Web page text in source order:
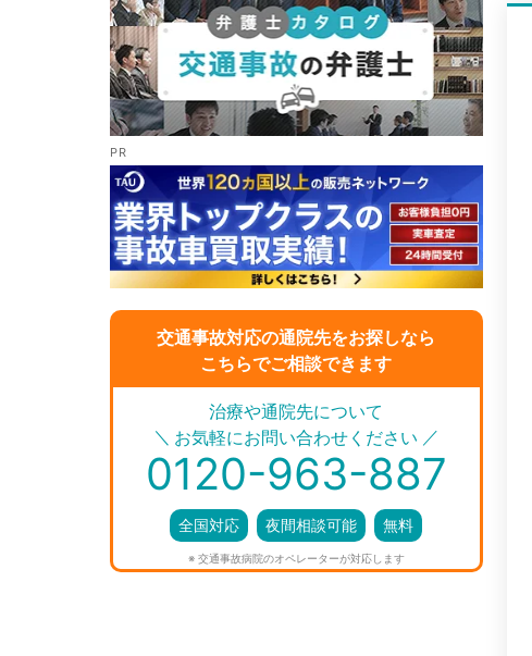
交通事故対応の通院先をお探しなら
こちらでご相談できます
＼ ／
治療や通院先について
お気軽にお問い合わせください
0120-963-887
全国対応 夜間相談可能 無料
※ 交通事故病院のオペレーターが対応します